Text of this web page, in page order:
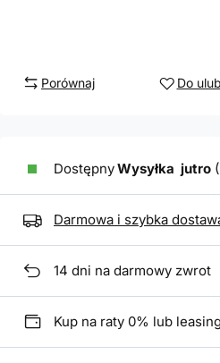
Porównaj Do
DostępnyWysyłka jutro
Darmowa i szybka
14 dni na darmowy zwrot
Kup na raty 0% lub